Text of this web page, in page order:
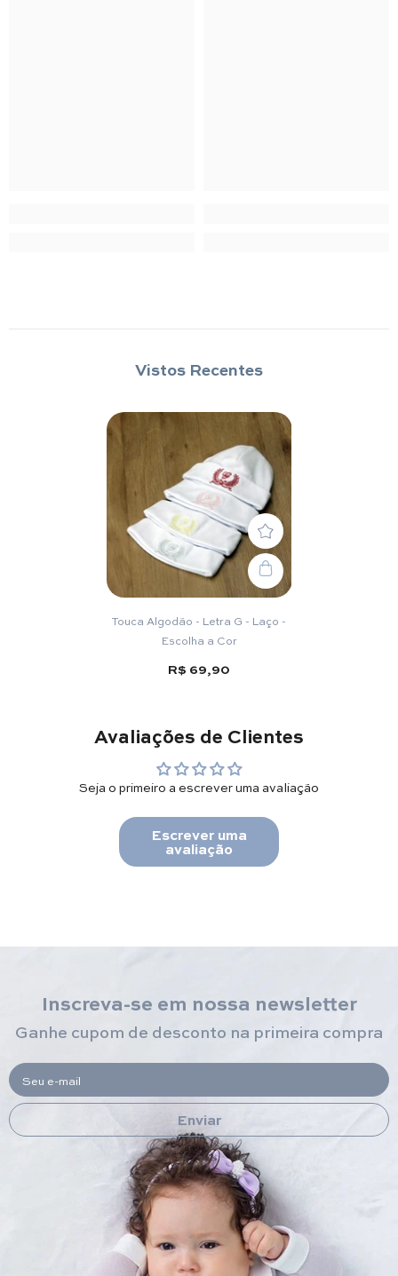
Vistos Recentes
Touca Algodão - Letra G - Laço -
Escolha a Cor
R$ 69,90
Avaliações de Clientes
Seja o primeiro a escrever uma avaliação
Escrever uma
avaliação
Inscreva-se em nossa newsletter
Ganhe cupom de desconto na primeira compra
Seu e-mail
Enviar